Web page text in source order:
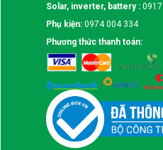
Solar, inverter, battery :
Phụ kiện: 0974 004 334
Phương thức thanh toán: